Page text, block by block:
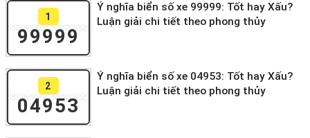
1
99999
Ý nghĩa biển số xe 99999: Tốt hay Xấu?
Luận giải chi tiết theo phong thủy
2
04953
Ý nghĩa biển số xe 04953: Tốt hay Xấu?
Luận giải chi tiết theo phong thủy